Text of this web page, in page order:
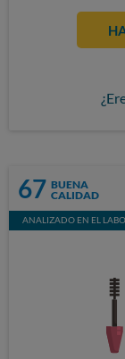
67 BUENA
CALIDAD
ANALIZADO EN EL